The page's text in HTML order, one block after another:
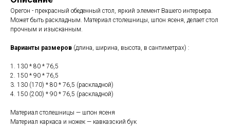
Орегон - прекрасный обеденный стол, яркий элемент Вашего интерьера.
Может быть раскладным. Материал столешницы, шпон ясеня, делает стол
прочным и изысканным.
Варианты размеров (длина, ширина, высота, в сантиметрах) :
1. 130 * 80 * 76,5
2. 150 * 90 * 76,5
3. 130 (170) * 80 * 76,5 (раскладной)
4. 150 (200) * 90 * 76,5 (раскладной)
Материал столешницы — шпон ясеня
Материал каркаса и ножек — кавказский бук